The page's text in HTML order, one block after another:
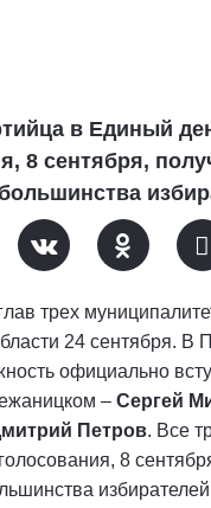
в Единый
8 сентября,
трех
24 сентября. В
официально
– Сергей
Петров. Все
8